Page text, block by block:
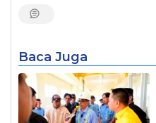
Baca Juga